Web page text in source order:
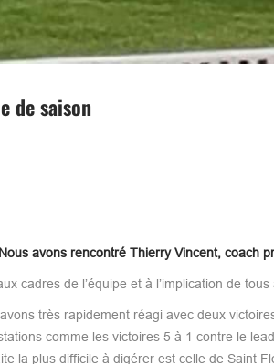
de saison
Nous avons rencontré Thierry Vincent, coach
cadres de l’équipe et à l’implication de
très rapidement réagi avec deux
comme les victoires 5 à 1 contre le
la plus difficile à digérer est celle de Saint